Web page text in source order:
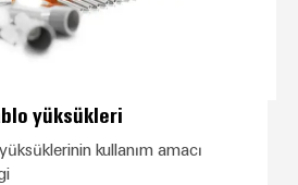
yüksükleri
kullanım amacı